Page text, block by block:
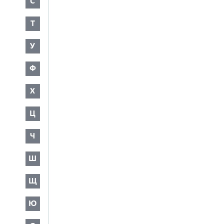
Т
У
Ф
Х
Ц
Ч
Ш
Щ
Ю